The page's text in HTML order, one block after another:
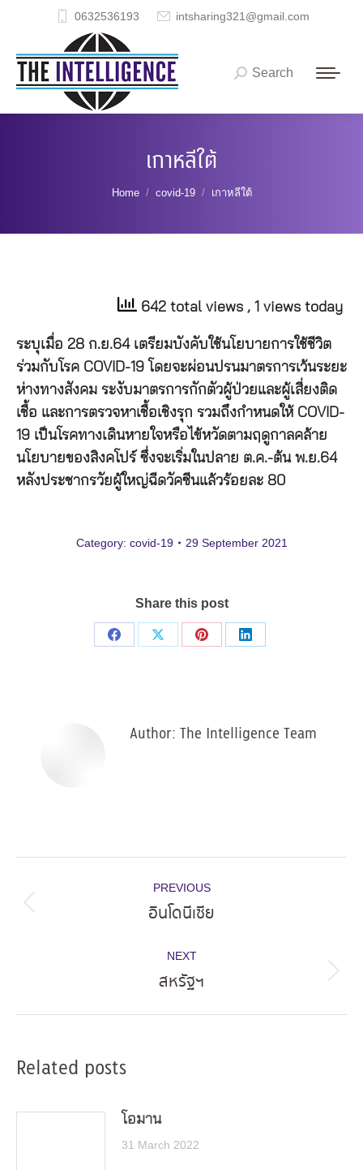
0632536193 intsharing321@gmail.com
Search:
Search
เกาหลีใต้
You are here:
Home covid-19 เกาหลีใต้
642 total views , 1 views today
ระบุเมื่อ 28 ก.ย.64 เตรียมบังคับใช้นโยบายการใช้ชีวิต
ร่วมกับโรค COVID-19 โดยจะผ่อนปรนมาตรการเว้นระยะ
ห่างทางสังคม ระงับมาตรการกักตัวผู้ป่วยและผู้เสี่ยงติด
เชื้อ และการตรวจหาเชื้อเชิงรุก รวมถึงกำหนดให้ COVID-
19 เป็นโรคทางเดินหายใจหรือไข้หวัดตามฤดูกาลคล้าย
นโยบายของสิงคโปร์ ซึ่งจะเริ่มในปลาย ต.ค.-ต้น พ.ย.64
หลังประชากรวัยผู้ใหญ่ฉีดวัคซีนแล้วร้อยละ 80
Category: covid-19 29 September 2021
Share this post
Share
Share
Share
Share
Author: The Intelligence Team
navigation
PREVIOUS
Previous
อินโดนีเซีย
NEXT
Next
สหรัฐฯ
Related posts
โอมาน
31 March 2022